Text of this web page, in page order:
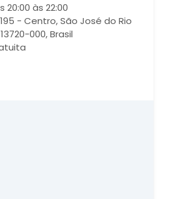
20:00 às 22:00
- Centro, São José do Rio
000, Brasil